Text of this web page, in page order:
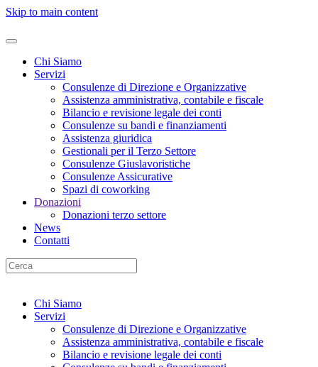
Skip to main content
Chi Siamo
Servizi
Consulenze di Direzione e Organizzative
Assistenza amministrativa, contabile e fiscale
Bilancio e revisione legale dei conti
Consulenze su bandi e finanziamenti
Assistenza giuridica
Gestionali per il Terzo Settore
Consulenze Giuslavoristiche
Consulenze Assicurative
Spazi di coworking
Donazioni
Donazioni terzo settore
News
Contatti
Chi Siamo
Servizi
Consulenze di Direzione e Organizzative
Assistenza amministrativa, contabile e fiscale
Bilancio e revisione legale dei conti